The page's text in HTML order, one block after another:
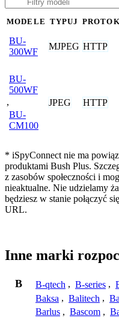
MODELE TYPUJ
BU-
300WF
MJPEG HTTP
BU-
500WF
,
BU-
CM100
JPEG HTTP
* iSpyConnect nie ma
produktami Bush Plus.
z zasobów społeczności i
nieaktualne. Nie udzielamy
będziesz w stanie połączyć
URL.
Inne marki
B B-qtech , B-series ,
Baksa , Balitech ,
Barlus , Bascom ,